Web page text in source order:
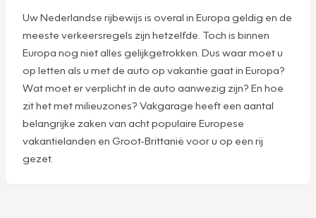
Uw Nederlandse rijbewijs is overal in Europa geldig en de
meeste verkeersregels zijn hetzelfde. Toch is binnen
Europa nog niet alles gelijkgetrokken. Dus waar moet u
op letten als u met de auto op vakantie gaat in Europa?
Wat moet er verplicht in de auto aanwezig zijn? En hoe
zit het met milieuzones? Vakgarage heeft een aantal
belangrijke zaken van acht populaire Europese
vakantielanden en Groot-Brittanië voor u op een rij
gezet.